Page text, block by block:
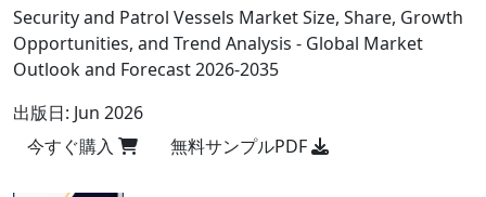
Security and Patrol Vessels Market Size, Share, Growth
Opportunities, and Trend Analysis - Global Market
Outlook and Forecast 2026-2035
出版日: Jun 2026
今すぐ購入
無料サンプルPDF